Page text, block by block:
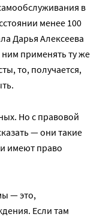
в
менее 100
Дарья Алексеева
применять ту же
то, получается,
Но с правовой
— они такие
имеют право
— это,
Если там